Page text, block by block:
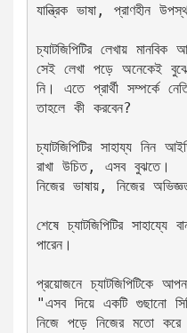
যান্ত্রিক ভাষা, প্রাণহীন
চ্যাটজিপিটির লেখায়
সেই লেখা পড়ে অনেকেই বুঝে
নি। এতে প্রার্থী সম্পর্কে
তাহলে কী করবেন?
চ্যাটজিপিটির সাহায্য নিন
রাখা উচিত, এসব বুঝতে।
নিজের ভাষায়, নিজের
শেষে চ্যাটজিপিটির
পারেন।
প্রয়োজনে চ্যাটজিপিটিকে
"এসব দিয়ে একটি গুছানো
নিজে পড়ে নিজের মতো করে